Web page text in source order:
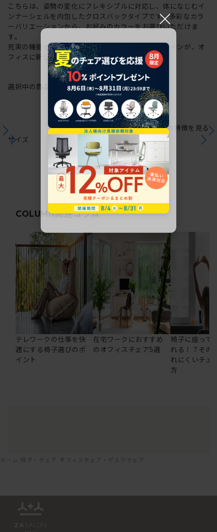
こちらは、姿勢の変化にフレキシブルに対応し、体になじむイ
ンナーシェルを内包したクロスバックタイプです。多彩なカラ
ーバリエーションから、お好みのカラーをお選びいただけま
す。
充実の機能と一体となった透明感のある美しいデザインが、オ
フィスに新しい風を運びます。
選択中の商品情報 保証注意事項
サイズ
シリーズの特徴を見る
COLUMN関連コラム
テレワークの仕事を快
適にする椅子選びのポ
イント
在宅ワークにおすすめ
のオフィスチェア5選
椅子に座って
れる！？その
れにくいチェ
方
ホーム 椅子・チェア オフィスチェア・デスクチェア
×